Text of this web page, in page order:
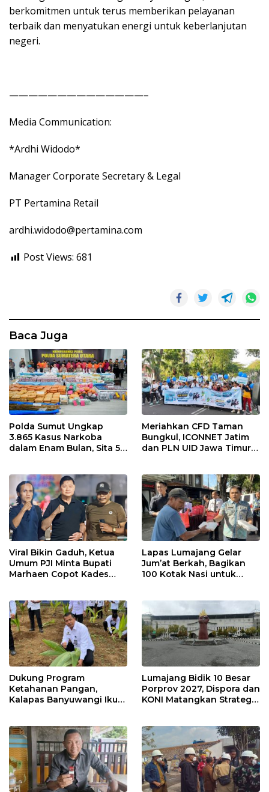
berkomitmen untuk terus memberikan pelayanan
terbaik dan menyatukan energi untuk keberlanjutan
negeri.
——————————————–
Media Communication:
*Ardhi Widodo*
Manager Corporate Secretary & Legal
PT Pertamina Retail
ardhi.widodo@pertamina.com
Post Views: 681
Baca Juga
Polda Sumut Ungkap
3.865 Kasus Narkoba
dalam Enam Bulan, Sita 5,3
Meriahkan CFD Taman
Bungkul, ICONNET Jatim
dan PLN UID Jawa Timur
Tambah Daya Listrik 50
Persen
Viral Bikin Gaduh, Ketua
Umum PJI Minta Bupati
Marhaen Copot Kades
Lapas Lumajang Gelar
Jum’at Berkah, Bagikan
100 Kotak Nasi untuk
Dukung Program
Ketahanan Pangan,
Kalapas Banyuwangi Ikuti
Ngajum
Lumajang Bidik 10 Besar
Porprov 2027, Dispora dan
KONI Matangkan Strategi